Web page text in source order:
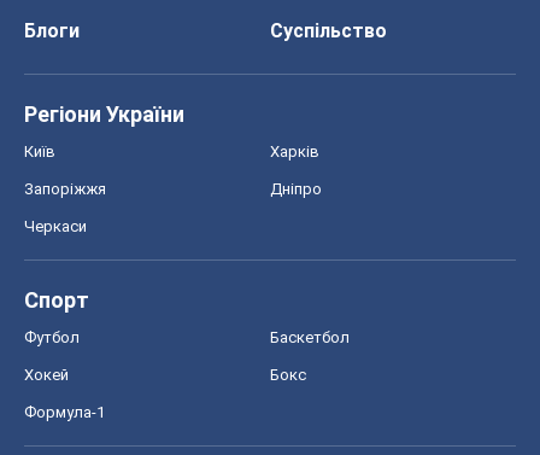
Блоги
Суспільство
Регіони України
Київ Харків
Запоріжжя Дніпро
Черкаси
Спорт
Футбол Баскетбол
Хокей Бокс
Формула-1